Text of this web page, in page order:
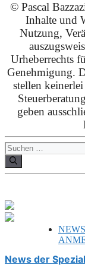
© Pascal
Inhalte und
Nutzung,
Urheberrechts
Genehmigung.
stellen
geben
Suchen
nach:
News der